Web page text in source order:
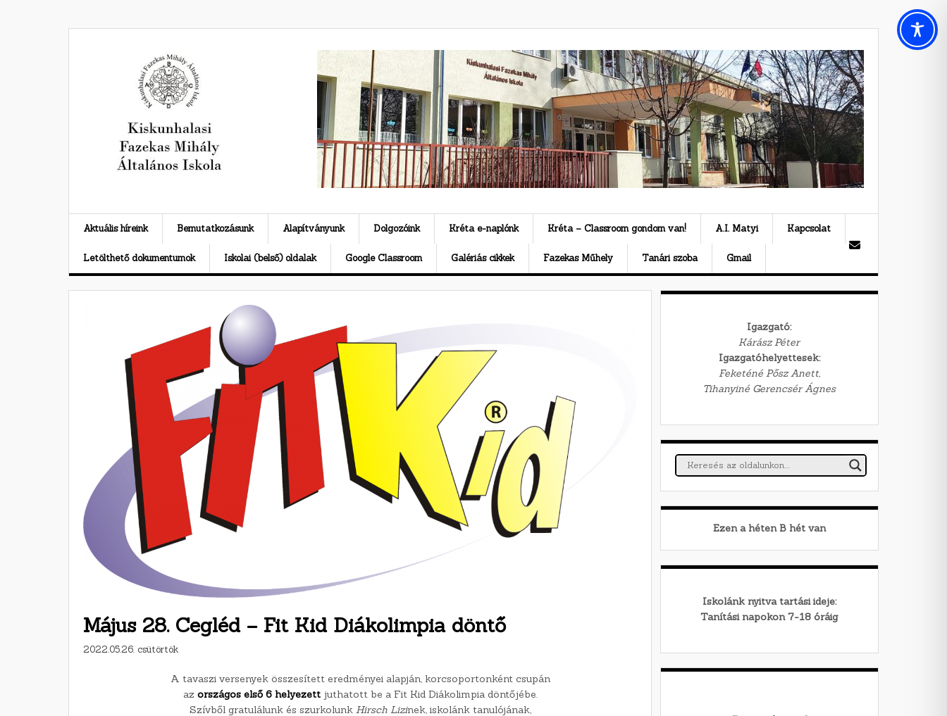
Aktuális híreink Bemutatkozásunk Alapítványunk Dolgozóink Kréta e-naplónk Kréta – Classroom gondom van! A.I. Matyi Kapcsolat
Letölthető dokumentumok Iskolai (belső) oldalak Google Classroom Galériás cikkek Fazekas Műhely Tanári szoba Gmail
Május 28. Cegléd – Fit Kid Diákolimpia döntő
2022.05.26. csütörtök
A tavaszi versenyek összesített eredményei alapján, korcsoportonként csupán
az országos első 6 helyezettjuthatott be a Fit Kid Diákolimpia döntőjébe.
Szívből gratulálunk és szurkolunk Hirsch Lizinek, iskolánk tanulójának,
Igazgató:
Kárász Péter
Igazgatóhelyettesek:
Feketéné Pősz Anett,
Tihanyiné Gerencsér Ágnes
Ezen a héten Bhét van
Iskolánk nyitva tartási ideje:
Tanítási napokon 7-18 óráig